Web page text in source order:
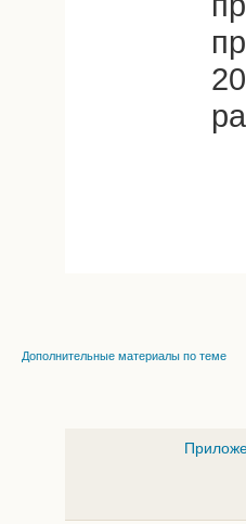
Дополнительные материалы по теме